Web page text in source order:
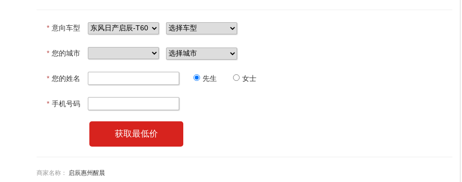
* 意向车型
* 您的城市
* 您的姓名 先生 女士
* 手机号码
获取最低价
商家名称： 启辰惠州醒晨